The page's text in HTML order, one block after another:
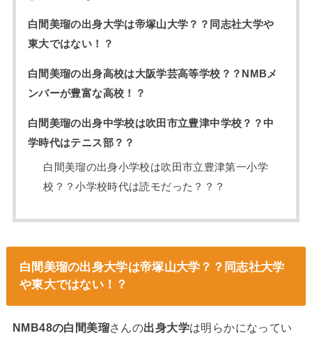
白間美瑠の出身大学は帝塚山大学？？同志社大学や
東大ではない！？
白間美瑠の出身高校は大阪学芸高等学校？？NMBメ
ンバーが豊富な高校！？
白間美瑠の出身中学校は吹田市立豊津中学校？？中
学時代はテニス部？？
白間美瑠の出身小学校は吹田市立豊津第一小学
校？？小学校時代は読モだった？？？
白間美瑠の出身大学は帝塚山大学？？同志社大学
や東大ではない！？
NMB48の白間美瑠さんの出身大学は明らかになってい